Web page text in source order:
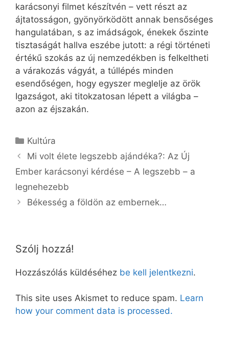
karácsonyi filmet készítvén – vett részt az
ájtatosságon, gyönyörködött annak bensőséges
hangulatában, s az imádságok, énekek őszinte
tisztaságát hallva eszébe jutott: a régi történeti
értékű szokás az új nemzedékben is felkeltheti
a várakozás vágyát, a túllépés minden
esendőségen, hogy egyszer meglelje az örök
Igazságot, aki titokzatosan lépett a világba –
azon az éjszakán.
Kategória
Kultúra
Mi volt élete legszebb ajándéka?: Az Új
Ember karácsonyi kérdése – A legszebb – a
legnehezebb
Békesség a földön az embernek…
Szólj hozzá!
Hozzászólás küldéséhez be kell jelentkezni.
This site uses Akismet to reduce spam. Learn
how your comment data is processed.